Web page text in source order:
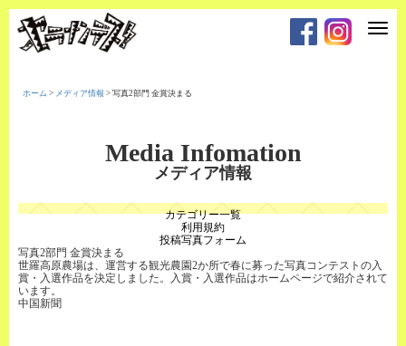
T
o
n
ホーム > メディア情報 > 写真2部門 金賞決まる
Media Infomation
メディア情報
カテゴリー一覧
利用規約
投稿写真フォーム
写真2部門 金賞決まる
世羅高原農場は、運営する観光農園2か所で春に募った写真コンテストの入
賞・入選作品を決定しました。入賞・入選作品はホームページで紹介されて
います。
中国新聞